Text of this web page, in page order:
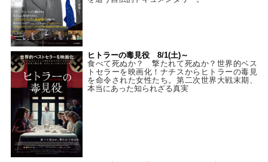
ヒトラーの毒見役 8/1(土)～
食べて死ぬか？ 撃たれて死ぬか？世界的ベス
トセラーを映画化！ナチスからヒトラーの毒見
を命令された女性たち。第二次世界大戦末期、
本当にあった知られざる真実